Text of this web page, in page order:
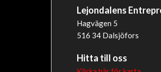
Lejondalens
Hagvägen 5
516 34 Dalsjöfors
Hitta till oss